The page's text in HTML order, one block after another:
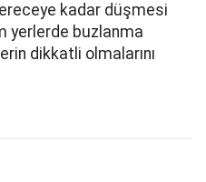
kadar düşmesi
yerlerde buzlanma
dikkatli olmalarını